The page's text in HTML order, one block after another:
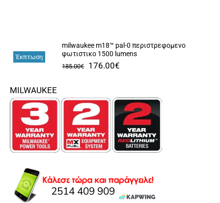
Έκπτωση
milwaukee m18™ pal-0 περιστρεφομενο
φωτιστικο 1500 lumens
185.00€
Original
185.00€.
176.00€
είναι:
176.00€.
MILWAUKEE